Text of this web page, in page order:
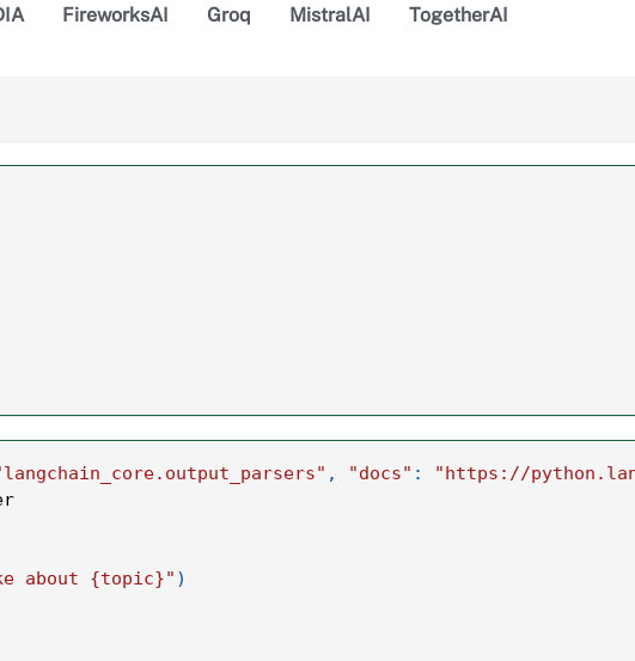
FireworksAI Groq MistralAI TogetherAI
, "docs" :
"https://
about {topic}" )